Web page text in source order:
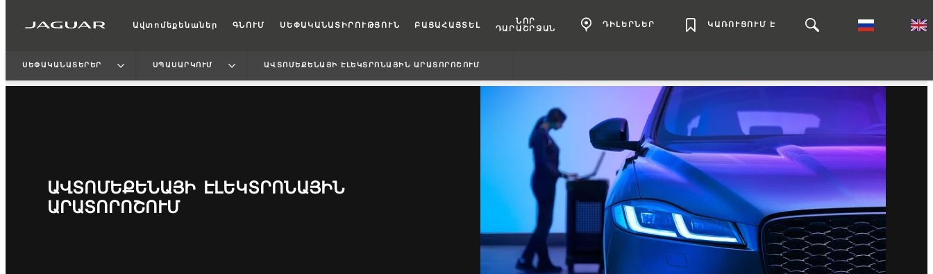
Ավտոմեքենաներ ԳՆՈՒՄ ՍԵՓԱԿԱՆԱՏԻՐՈՒԹՅՈՒՆ ԲԱՑԱՀԱՅՏԵԼ
ՆՈՐ
ԴԱՐԱՇՐՋԱՆ
ԴԻԼԵՐՆԵՐ ԿԱՌՈՒՑՈՒՄ Է
ՍԵՓԱԿԱՆԱՏԵՐԵՐ ՍՊԱՍԱՐԿՈՒՄ ԱՎՏՈՄԵՔԵՆԱՅԻ ԷԼԵԿՏՐՈՆԱՅԻՆ ԱՐԱՏՈՐՈՇՈՒՄ
ԱՎՏՈՄԵՔԵՆԱՅԻ ԷԼԵԿՏՐՈՆԱՅԻՆ
ԱՐԱՏՈՐՈՇՈՒՄ